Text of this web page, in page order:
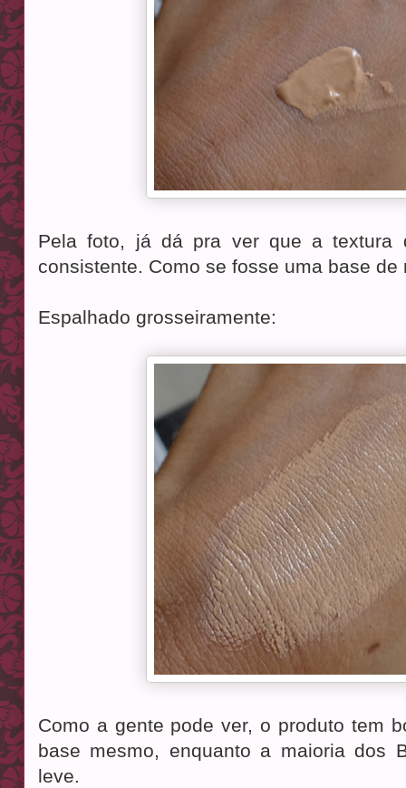
Pela foto, já dá pra ver que a textura
consistente. Como se fosse uma base
Espalhado grosseiramente:
Como a gente pode ver, o produto tem
base mesmo, enquanto a maioria dos
leve.